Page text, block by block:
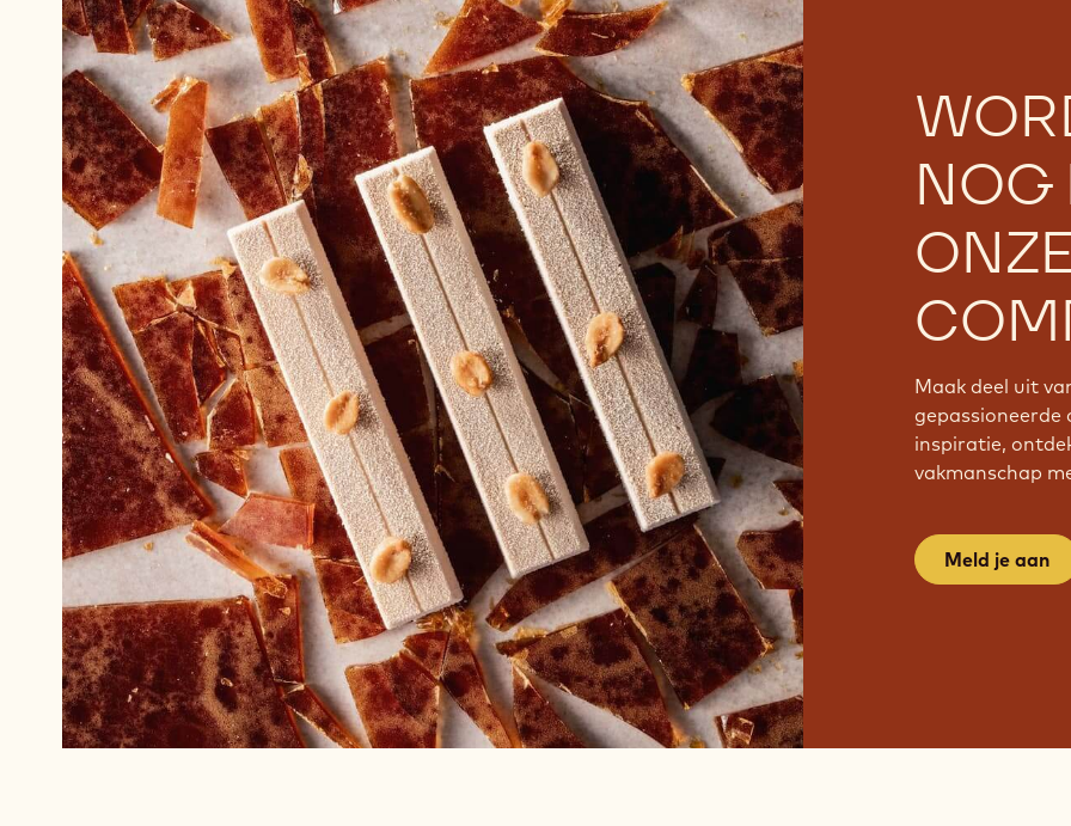
NOG
Maak deel uit
gepassioneerde
inspiratie,
vakmanschap
Meld je aan